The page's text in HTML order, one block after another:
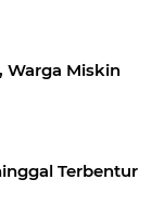
Warga Miskin
Terbentur